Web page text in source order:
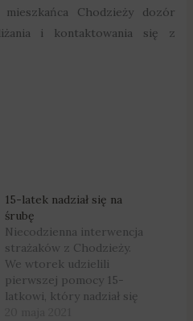
Chodzieży dozór
i kontaktowania się z
15-latek nadział się na
śrubę
Niecodzienna interwencja
strażaków z Chodzieży.
We wtorek udzielili
pierwszej pomocy 15-
latkowi, który nadział się